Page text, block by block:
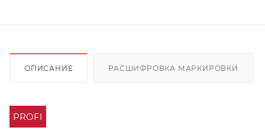
ОПИСАНИЕ РАСШИФРОВКА МАРКИРОВКИ
PROFI